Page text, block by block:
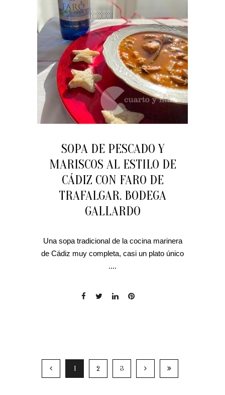
SOPA DE PESCADO Y
MARISCOS AL ESTILO DE
CÁDIZ CON FARO DE
TRAFALGAR. BODEGA
GALLARDO
Una sopa tradicional de la cocina marinera
de Cádiz muy completa, casi un plato único
....
1 2 3